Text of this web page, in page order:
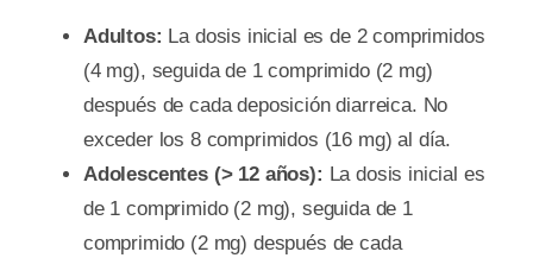
Adultos: La dosis inicial es de 2 comprimidos
(4 mg), seguida de 1 comprimido (2 mg)
después de cada deposición diarreica. No
exceder los 8 comprimidos (16 mg) al día.
Adolescentes (> 12 años): La dosis inicial es
de 1 comprimido (2 mg), seguida de 1
comprimido (2 mg) después de cada